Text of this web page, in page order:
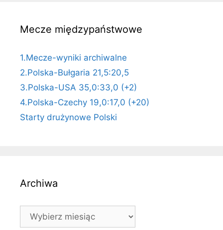
Mecze międzypaństwowe
1.Mecze-wyniki archiwalne
2.Polska-Bułgaria 21,5:20,5
3.Polska-USA 35,0:33,0 (+2)
4.Polska-Czechy 19,0:17,0 (+20)
Starty drużynowe Polski
Archiwa
Archiwa